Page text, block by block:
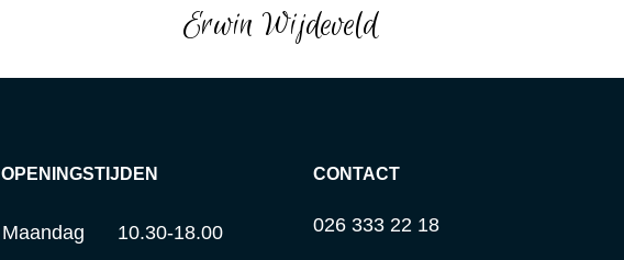
Erwin Wijdeveld
OPENINGSTIJDEN
Maandag
10.30-18.00
CONTACT
026 333 22 18